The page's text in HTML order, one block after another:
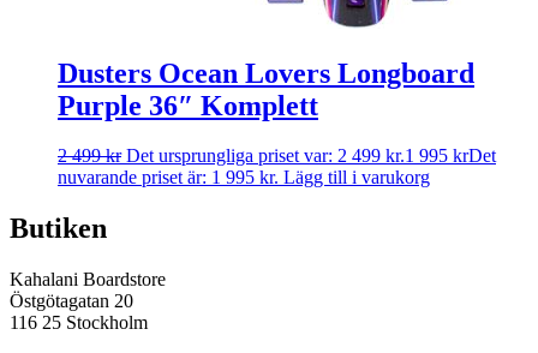
Dusters Ocean Lovers Longboard
Purple 36″ Komplett
2 499kr Det ursprungliga priset var: 2 499 kr.1 995 krDet
nuvarande priset är: 1 995 kr. Lägg till i varukorg
Butiken
Kahalani Boardstore
Östgötagatan 20
116 25 Stockholm